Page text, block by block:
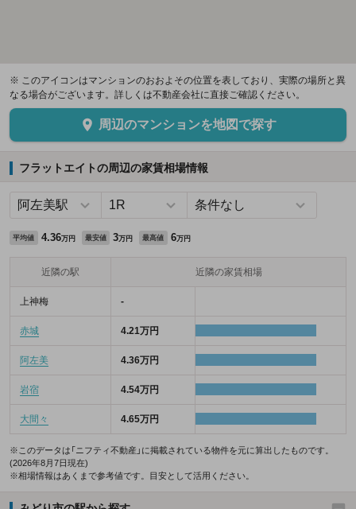
※ このアイコンはマンションのおおよその位置を表しており、実際の場所と異
なる場合がございます。詳しくは不動産会社に直接ご確認ください。
周辺のマンションを地図で探す
フラットエイトの周辺の家賃相場情報
平均値 4.36万円 最安値 3万円 最高値 6万円
近隣の駅 近隣の家賃相場
上神梅 -
赤城 4.21万円
阿左美 4.36万円
岩宿 4.54万円
大間々 4.65万円
※このデータは「ニフティ不動産」に掲載されている物件を元に算出したものです。
(2026年8月7日現在)
※相場情報はあくまで参考値です。目安として活用ください。